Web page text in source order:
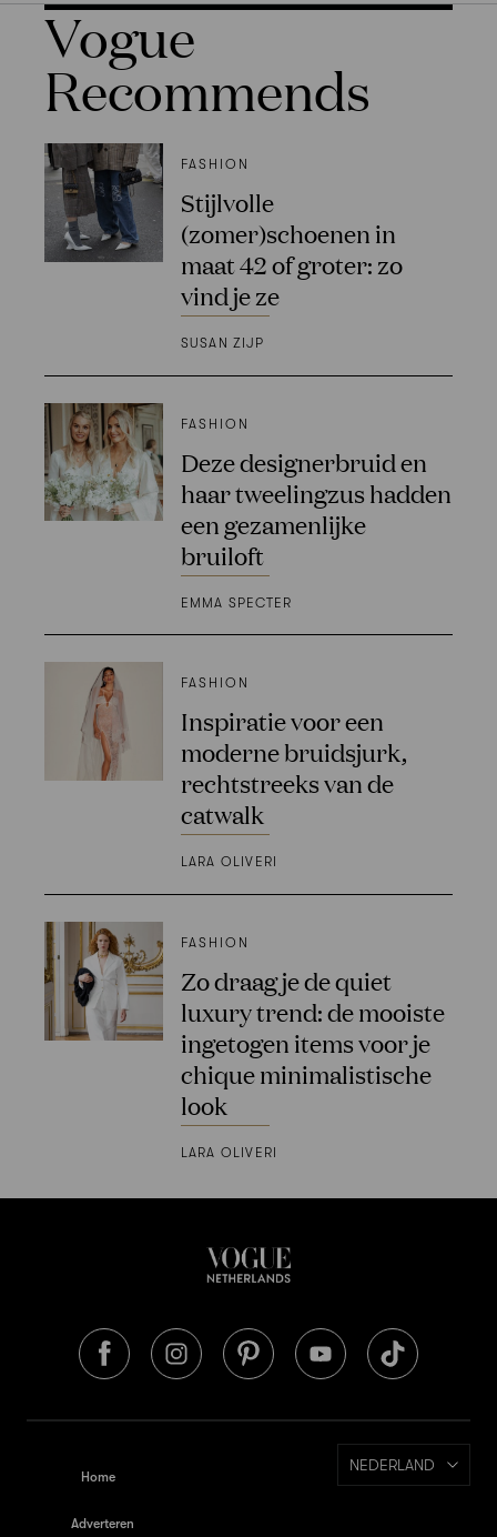
Vogue
Recommends
FASHION
Stijlvolle
(zomer)schoenen in
maat 42 of groter: zo
vind je ze
SUSAN ZIJP
FASHION
Deze designerbruid en
haar tweelingzus hadden
een gezamenlijke
bruiloft
EMMA SPECTER
FASHION
Inspiratie voor een
moderne bruidsjurk,
rechtstreeks van de
catwalk
LARA OLIVERI
FASHION
Zo draag je de quiet
luxury trend: de mooiste
ingetogen items voor je
chique minimalistische
look
LARA OLIVERI
Home
Adverteren
NEDERLAND